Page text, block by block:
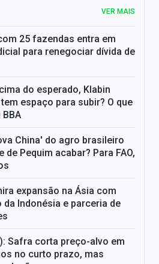
VER MAIS
25 fazendas entra em
para renegociar dívida de
do esperado, Klabin
espaço para subir? O que
China' do agro brasileiro
de Pequim acabar? Para FAO,
expansão na Ásia com
Indonésia e parceria de
Safra corta preço-alvo em
no curto prazo, mas